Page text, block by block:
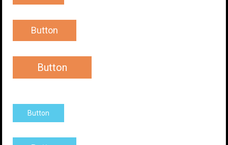
Button
Button
Button